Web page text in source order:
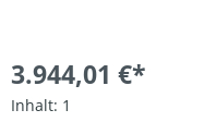
3.944,01 €*
Inhalt: 1